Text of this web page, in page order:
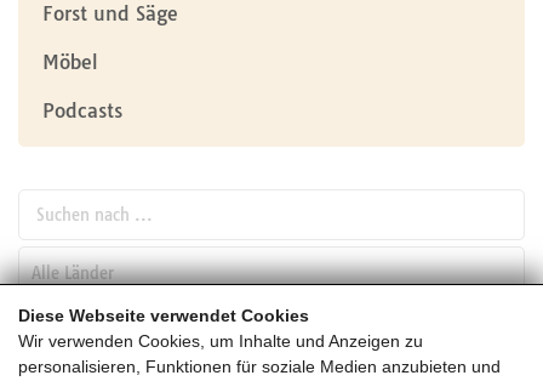
Diese Webseite verwendet Cookies
Wir verwenden Cookies, um Inhalte und Anzeigen zu
personalisieren, Funktionen für soziale Medien anzubieten und
Forst und Säge
Möbel
Podcasts
SUCHEN